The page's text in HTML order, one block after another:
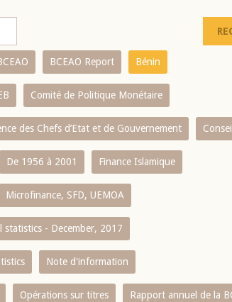
BCEAO Report Bénin
Comité de Politique Monétaire
des Chefs d’Etat et de Gouvernement Conseil
De 1956 à 2001 Finance Islamique
Microfinance, SFD, UEMOA
- December, 2017
Note d'information
Opérations sur titres Rapport annuel de la